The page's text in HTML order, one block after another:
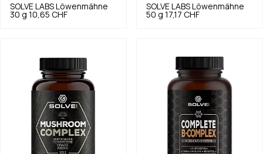
SOLVE LABS
Löwenmähne
30 g 10,65 CHF
SOLVE LABS
Löwenmähne
50 g 17,17 CHF